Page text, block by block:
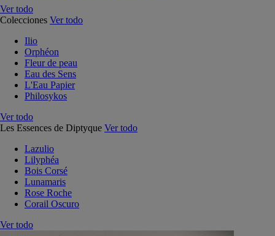
Ver todo
Colecciones Ver todo
Ilio
Orphéon
Fleur de peau
Eau des Sens
L'Eau Papier
Philosykos
Ver todo
Les Essences de Diptyque Ver todo
Lazulio
Lilyphéa
Bois Corsé
Lunamaris
Rose Roche
Corail Oscuro
Ver todo